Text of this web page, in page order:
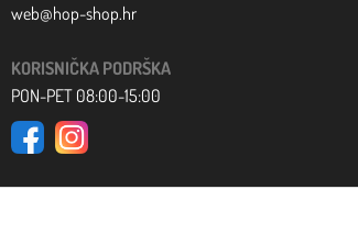
web@hop-shop.hr
KORISNIČKA PODRŠKA
PON-PET 08:00-15:00